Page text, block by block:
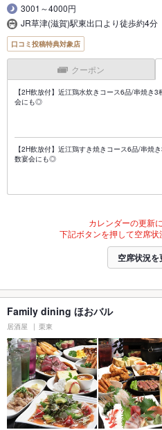
3001～4000円
JR草津(滋賀)駅東出口より徒歩約4分
口コミ投稿特典対象店
クーポン
【2H飲放付】近江鶏水炊きコース6品/串焼き
会にも◎
【2H飲放付】近江鶏すき焼きコース6品/串焼
数宴会にも◎
カレンダーの更新
下記ボタンを押して空席状
空席状況を
Family dining ほおバル
居酒屋 栗東